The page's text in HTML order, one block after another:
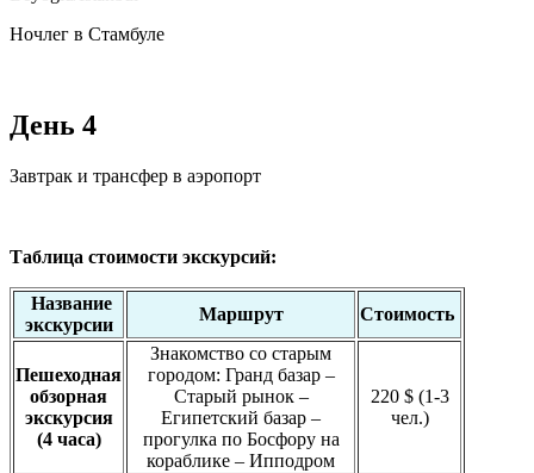
Ночлег в Стамбуле
День 4
Завтрак и трансфер в аэропорт
Таблица стоимости экскурсий:
Название
экскурсии
Маршрут Стоимость
Пешеходная
обзорная
экскурсия
(4 часа)
Знакомство со старым
городом: Гранд базар –
Старый рынок –
Египетский базар –
прогулка по Босфору на
кораблике – Ипподром
220 $ (1-3
чел.)